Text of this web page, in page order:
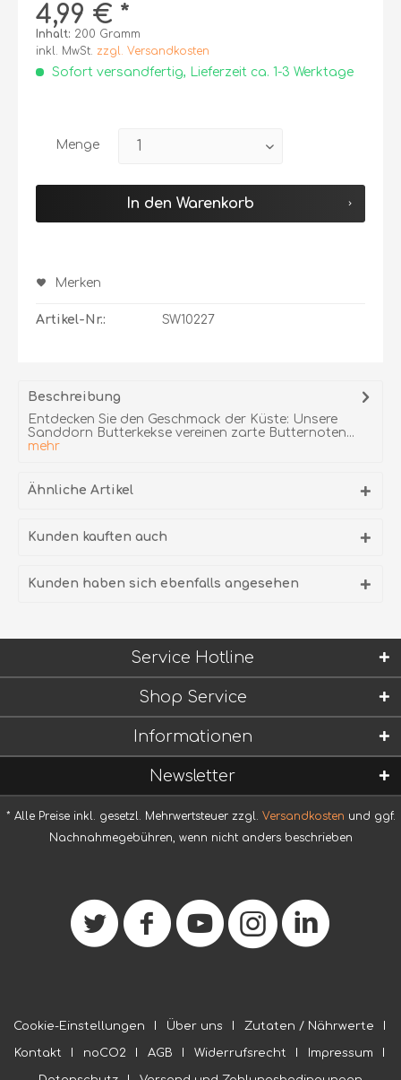
4,99 € *
Inhalt: 200 Gramm
inkl. MwSt. zzgl. Versandkosten
Sofort versandfertig, Lieferzeit ca. 1-3 Werktage
Menge
In den Warenkorb
Merken
Artikel-Nr.: SW10227
Beschreibung
Entdecken Sie den Geschmack der Küste: Unsere
Sanddorn Butterkekse vereinen zarte Butternoten...
mehr
Ähnliche Artikel
Kunden kauften auch
Kunden haben sich ebenfalls angesehen
Service Hotline
Shop Service
Informationen
Newsletter
* Alle Preise inkl. gesetzl. Mehrwertsteuer zzgl. Versandkosten und ggf.
Nachnahmegebühren, wenn nicht anders beschrieben
Cookie-Einstellungen Über uns Zutaten / Nährwerte
Kontakt noCO2 AGB Widerrufsrecht Impressum